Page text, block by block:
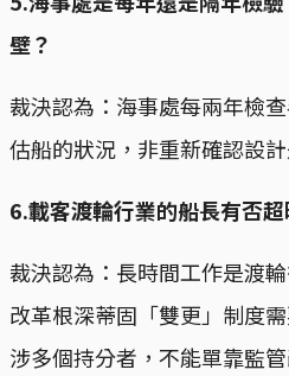
壁？
裁決認為：海事處每兩年檢
估船的狀況，非重新確認設
6.載客渡輪行業的船長有否
裁決認為：長時間工作是渡
改革根深蒂固「雙更」制度
涉多個持分者，不能單靠監